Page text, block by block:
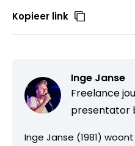
Kopieer link
Inge Janse
Freelance
presentator
Inge Janse (1981)